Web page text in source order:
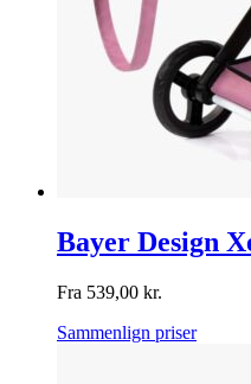
Bayer Design
Fra 539,00 kr.
Sammenlign priser